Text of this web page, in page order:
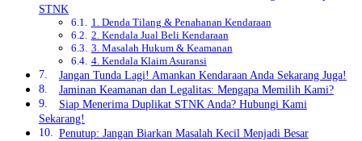
STNK
1. Denda Tilang & Penahanan Kendaraan
2. Kendala Jual Beli Kendaraan
3. Masalah Hukum & Keamanan
4. Kendala Klaim Asuransi
Jangan Tunda Lagi! Amankan Kendaraan Anda Sekarang Juga!
Jaminan Keamanan dan Legalitas: Mengapa Memilih Kami?
Siap Menerima Duplikat STNK Anda? Hubungi Kami
Sekarang!
Penutup: Jangan Biarkan Masalah Kecil Menjadi Besar